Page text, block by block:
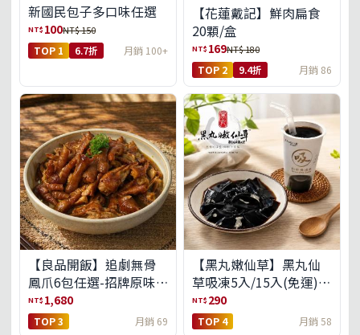
新國民包子多口味任選
NT$ 100NT$ 150
TOP 1 6.7折 月銷 100+
【花蓮戴記】鮮肉扁食
20顆/盒
NT$ 169NT$ 180
TOP 2 9.4折 月銷 86
【良品開飯】追劇無骨
鳳爪6包任選-招牌原味/
濃濃蒜香/過癮麻辣(免運
組)
NT$ 1,680
TOP 3 月銷 69
【黑丸嫩仙草】黑丸仙
草吸凍5入/15入(免運)
(預購中8/14出貨)
NT$ 290
TOP 4 月銷 58